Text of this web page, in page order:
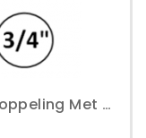
Dia. 20mm - 3/4" F - Rechte Koppeling Met Binnendraad - Prevost